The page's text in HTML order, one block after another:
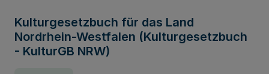
Kulturgesetzbuch für das Land
Nordrhein-Westfalen (Kulturgesetzbuch
- KulturGB NRW)